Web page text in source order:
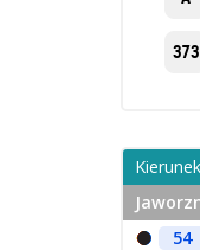
373
54